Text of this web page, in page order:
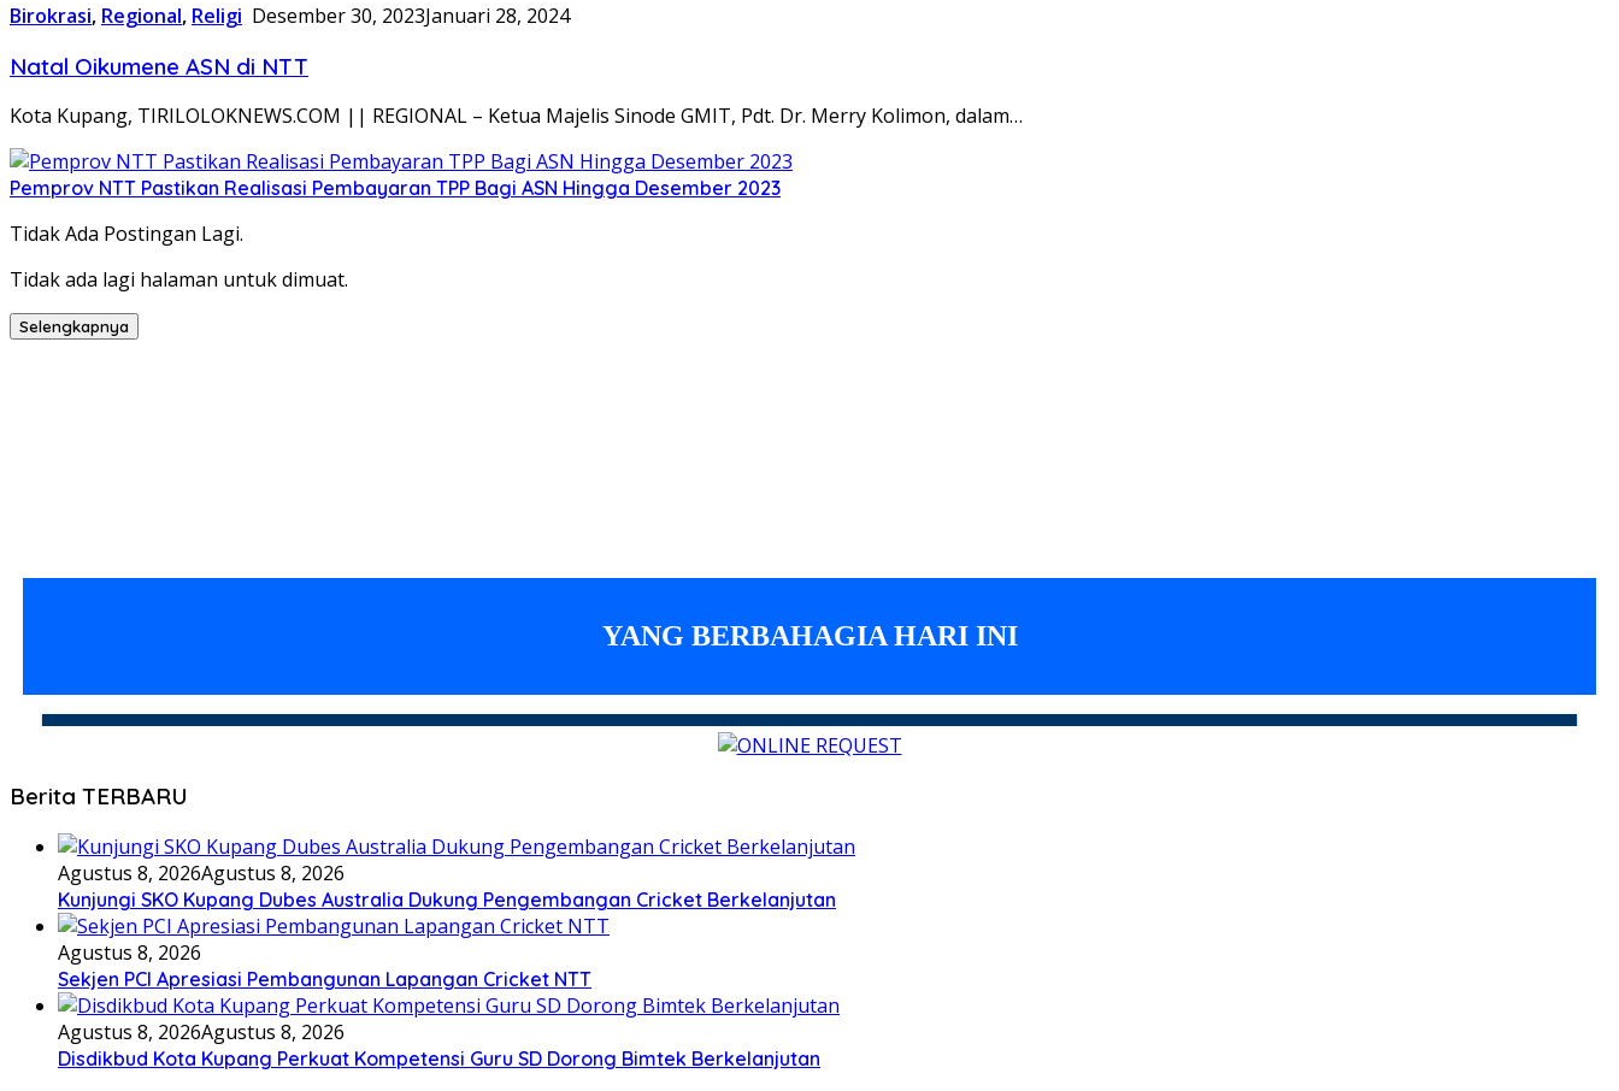
Birokrasi, Regional, Religi Desember 30, 2023Januari 28, 2024
Natal Oikumene ASN di NTT
Kota Kupang, TIRILOLOKNEWS.COM || REGIONAL – Ketua Majelis Sinode GMIT, Pdt. Dr. Merry Kolimon, dalam…
Pemprov NTT Pastikan Realisasi Pembayaran TPP Bagi ASN Hingga Desember 2023
Tidak Ada Postingan Lagi.
Tidak ada lagi halaman untuk dimuat.
Selengkapnya
Berita TERBARU
Agustus 8, 2026Agustus 8, 2026
Kunjungi SKO Kupang Dubes Australia Dukung Pengembangan Cricket Berkelanjutan
Agustus 8, 2026
Sekjen PCI Apresiasi Pembangunan Lapangan Cricket NTT
Agustus 8, 2026Agustus 8, 2026
Disdikbud Kota Kupang Perkuat Kompetensi Guru SD Dorong Bimtek Berkelanjutan